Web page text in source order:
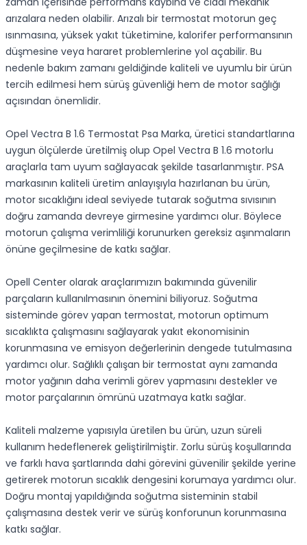
arızalara neden olabilir. Arızalı bir termostat motorun geç
ısınmasına, yüksek yakıt tüketimine, kalorifer performansının
düşmesine veya hararet problemlerine yol açabilir. Bu
nedenle bakım zamanı geldiğinde kaliteli ve uyumlu bir ürün
tercih edilmesi hem sürüş güvenliği hem de motor sağlığı
açısından önemlidir.
Opel Vectra B 1.6 Termostat Psa Marka, üretici standartlarına
uygun ölçülerde üretilmiş olup Opel Vectra B 1.6 motorlu
araçlarla tam uyum sağlayacak şekilde tasarlanmıştır. PSA
markasının kaliteli üretim anlayışıyla hazırlanan bu ürün,
motor sıcaklığını ideal seviyede tutarak soğutma sıvısının
doğru zamanda devreye girmesine yardımcı olur. Böylece
motorun çalışma verimliliği korunurken gereksiz aşınmaların
önüne geçilmesine de katkı sağlar.
Opell Center olarak araçlarımızın bakımında güvenilir
parçaların kullanılmasının önemini biliyoruz. Soğutma
sisteminde görev yapan termostat, motorun optimum
sıcaklıkta çalışmasını sağlayarak yakıt ekonomisinin
korunmasına ve emisyon değerlerinin dengede tutulmasına
yardımcı olur. Sağlıklı çalışan bir termostat aynı zamanda
motor yağının daha verimli görev yapmasını destekler ve
motor parçalarının ömrünü uzatmaya katkı sağlar.
Kaliteli malzeme yapısıyla üretilen bu ürün, uzun süreli
kullanım hedeflenerek geliştirilmiştir. Zorlu sürüş koşullarında
ve farklı hava şartlarında dahi görevini güvenilir şekilde yerine
getirerek motorun sıcaklık dengesini korumaya yardımcı olur.
Doğru montaj yapıldığında soğutma sisteminin stabil
çalışmasına destek verir ve sürüş konforunun korunmasına
katkı sağlar.